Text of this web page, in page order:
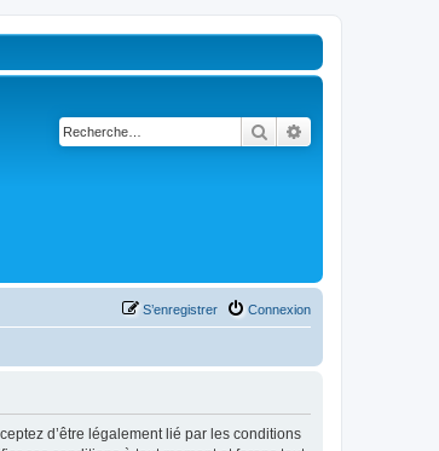
Rechercher
Connexion
S’enregistrer
d’être légalement lié par les conditions